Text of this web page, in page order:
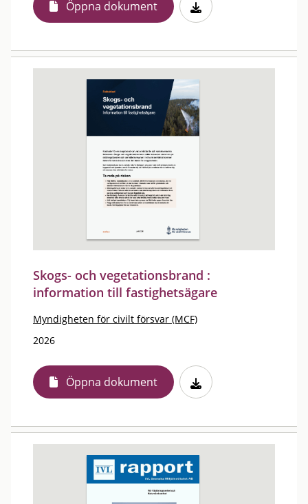
Öppna dokument
Skogs- och vegetationsbrand :
information till fastighetsägare
Myndigheten för civilt försvar (MCF)
2026
Öppna dokument